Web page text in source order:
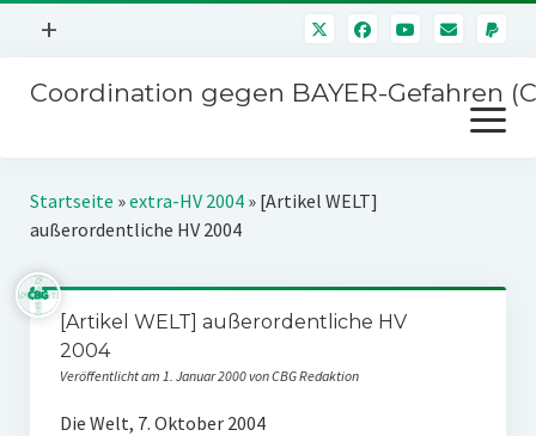
Menü
+
Mitmachen
Über uns
Kontakt
Impressum
Störfälle
Coordination gegen BAYER-Gefahren
Menü
öffnen
Kampagnen
Stichwort BAYER
Jahrestagung
Startseite »extra-HV 2004» [Artikel WELT]
außerordentliche HV 2004
[Artikel WELT] außerordentliche HV
2004
Veröffentlicht am 1. Januar 2000 von CBG Redaktion
Die Welt, 7. Oktober 2004